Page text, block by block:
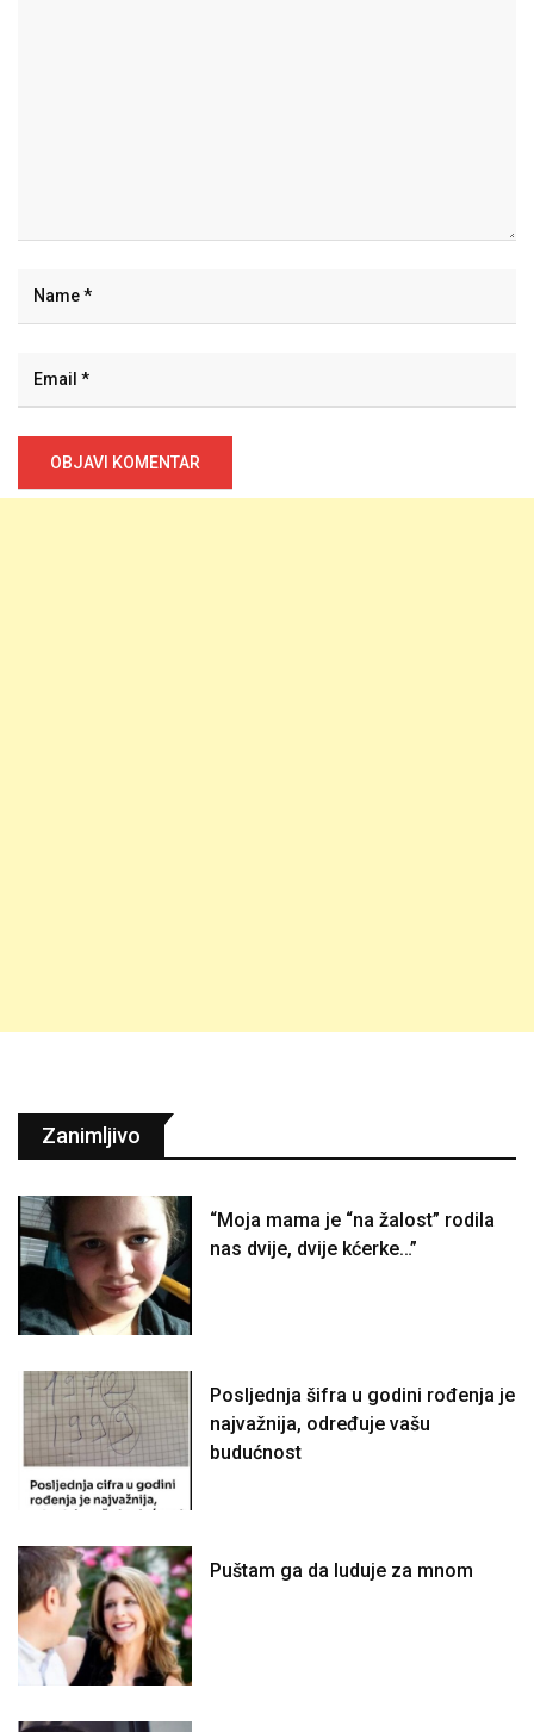
Zanimljivo
“Moja mama je “na žalost” rodila
nas dvije, dvije kćerke…”
Posljednja šifra u godini rođenja je
najvažnija, određuje vašu
budućnost
Puštam ga da luduje za mnom